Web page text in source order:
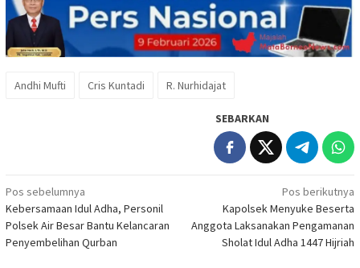
Andhi Mufti Cris Kuntadi R. Nurhidajat
SEBARKAN
Navigasi
pos
Pos sebelumnya
Kebersamaan Idul Adha, Personil
Polsek Air Besar Bantu Kelancaran
Penyembelihan Qurban
Pos berikutnya
Kapolsek Menyuke Beserta
Anggota Laksanakan Pengamanan
Sholat Idul Adha 1447 Hijriah